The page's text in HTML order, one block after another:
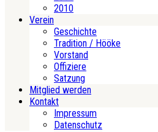
2010
Verein
Geschichte
Tradition / Hööke
Vorstand
Offiziere
Satzung
Mitglied werden
Kontakt
Impressum
Datenschutz